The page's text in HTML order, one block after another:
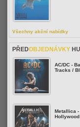
Všechny akční nabídky
PŘEDOBJEDNÁVKY
AC/DC -
Tracks /
Metallica -